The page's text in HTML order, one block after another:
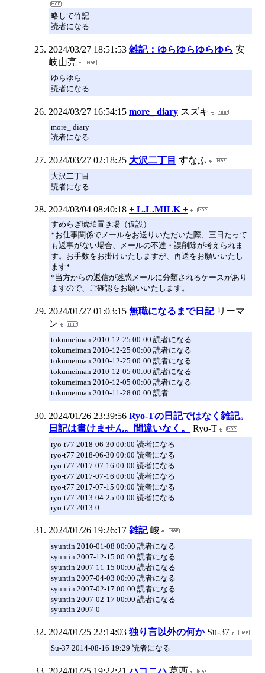
略して竹記
読者になる
2024/03/27 18:51:53 雑記：ゆらゆらゆらゆら 安
岐山亮
ゆらゆら
読者になる
2024/03/27 16:54:15 more_ diary スズキ
more_ diary
読者になる
2024/03/27 02:18:25 大沢二丁目 すなふ
大沢二丁目
読者になる
2024/03/04 08:40:18 + L.L.MILK +
すめらぎ琥珀置き場（仮設）
*お仕事関係でメールをお送りいただいた際、三日たって
も返事がない場合、メールの不達・誤削除が考えられま
す。お手数をお掛けいたしますが、再送をお願いいたし
ます*
*当方からの返信が迷惑メールに分類されるケースがあり
ますので、ご確認をお願いいたします。
2024/01/27 01:03:15 無職になるまで日記 リーマ
ン
tokumeiman 2010-12-25 00:00 読者になる
tokumeiman 2010-12-25 00:00 読者になる
tokumeiman 2010-12-25 00:00 読者になる
tokumeiman 2010-12-05 00:00 読者になる
tokumeiman 2010-12-05 00:00 読者になる
tokumeiman 2010-11-28 00:00 読者
2024/01/26 23:39:56 Ryo-Tの日記ではなく雑記。
日記は書けません。間違いなく。
Ryo-T
ryo-t77 2018-06-30 00:00 読者になる
ryo-t77 2018-06-30 00:00 読者になる
ryo-t77 2017-07-16 00:00 読者になる
ryo-t77 2017-07-16 00:00 読者になる
ryo-t77 2017-07-15 00:00 読者になる
ryo-t77 2013-04-25 00:00 読者になる
ryo-t77 2013-0
2024/01/26 19:26:17 雑記 峻
syuntin 2010-01-08 00:00 読者になる
syuntin 2007-12-15 00:00 読者になる
syuntin 2007-11-15 00:00 読者になる
syuntin 2007-04-03 00:00 読者になる
syuntin 2007-02-17 00:00 読者になる
syuntin 2007-02-17 00:00 読者になる
syuntin 2007-0
2024/01/25 22:14:03 独り言以外の何か Su-37
Su-37 2014-08-16 19:29 読者になる
2024/01/25 19:22:21 ハコニハ 葛西